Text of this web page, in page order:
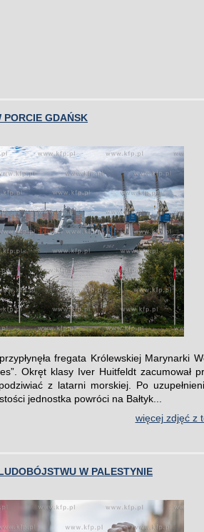
PORCIE GDAŃSK
fregata Królewskiej Marynarki
Okręt klasy Iver Huitfeldt zacumował
z latarni morskiej. Po
jednostka powróci na Bałtyk...
więcej zdjęć z
W PALESTYNIE